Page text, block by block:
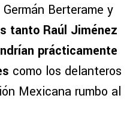
Berterame y
tanto Raúl Jiménez
prácticamente
como los delanteros
Mexicana rumbo al